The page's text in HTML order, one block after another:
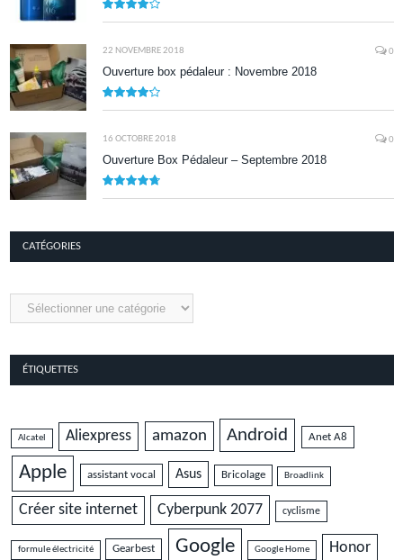
22 NOVEMBRE 2018 0
Ouverture box pédaleur : Novembre 2018
16 OCTOBRE 2018 0
Ouverture Box Pédaleur – Septembre 2018
CATÉGORIES
Catégories
ÉTIQUETTES
Alcatel Aliexpress amazon Android Anet A8
Apple assistant vocal Asus Bricolage Broadlink
Créer site internet Cyberpunk 2077 cyclisme
formule électricité Gearbest Google Google Home Honor